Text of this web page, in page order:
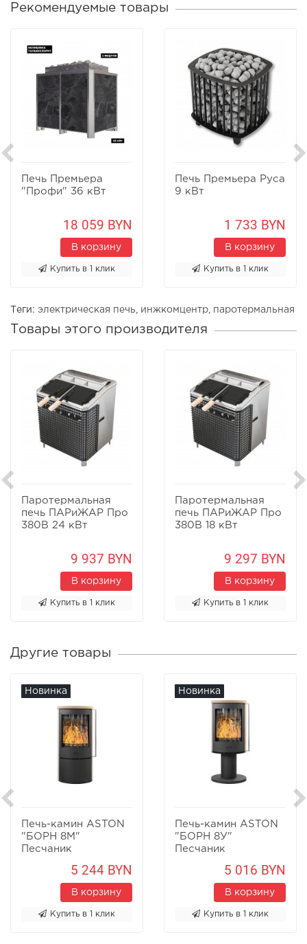
Рекомендуемые товары
Печь Премьера
"Профи" 36 кВт
18 059 BYN
В корзину
Купить в 1 клик
Печь Премьера Руса
9 кВт
1 733 BYN
В корзину
Купить в 1 клик
Теги: электрическая печь инжкомцентр паротермальная
Товары этого производителя
Паротермальная
печь ПАРиЖАР Про
380В 24 кВт
9 937 BYN
В корзину
Купить в 1 клик
Паротермальная
печь ПАРиЖАР Про
380В 18 кВт
9 297 BYN
В корзину
Купить в 1 клик
Другие товары
Новинка
Печь-камин ASTON
"БОРН 8М"
Песчаник
5 244 BYN
В корзину
Купить в 1 клик
Новинка
Печь-камин ASTON
"БОРН 8У"
Песчаник
5 016 BYN
В корзину
Купить в 1 клик